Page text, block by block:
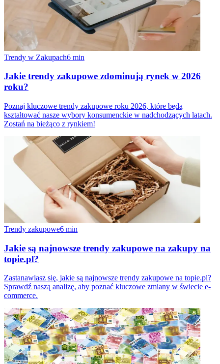
Trendy w Zakupach6 min
Jakie trendy zakupowe zdominują rynek w 2026
roku?
Poznaj kluczowe trendy zakupowe roku 2026, które będą
kształtować nasze wybory konsumenckie w nadchodzących latach.
Zostań na bieżąco z rynkiem!
Trendy zakupowe6 min
Jakie są najnowsze trendy zakupowe na zakupy na
topie.pl?
Zastanawiasz się, jakie są najnowsze trendy zakupowe na topie.pl?
Sprawdź naszą analizę, aby poznać kluczowe zmiany w świecie e-
commerce.